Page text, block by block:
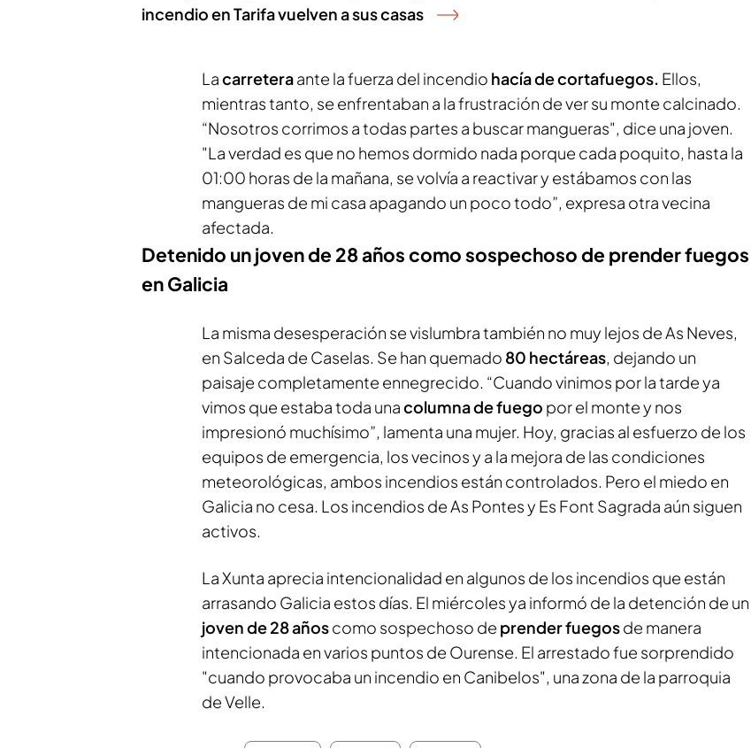
incendio en Tarifa vuelven a sus casas
Lacarreteraante la fuerza del incendio hacía de cortafuegos. Ellos,
mientras tanto, se enfrentaban a la frustración de ver su monte calcinado.
“Nosotros corrimos a todas partes a buscar mangueras", dice una joven.
"La verdad es que no hemos dormido nada porque cada poquito, hasta la
01:00 horas de la mañana, se volvía a reactivar y estábamos con las
mangueras de mi casa apagando un poco todo”, expresa otra vecina
afectada.
Detenido un joven de 28 años como sospechoso de prender fuegos
en Galicia
La misma desesperación se vislumbra también no muy lejos de As Neves,
en Salceda de Caselas. Se han quemado 80 hectáreas, dejando un
paisaje completamente ennegrecido. “Cuando vinimos por la tarde ya
vimos que estaba toda unacolumna de fuego por el monte y nos
impresionó muchísimo”, lamenta una mujer. Hoy, gracias al esfuerzo de los
equipos de emergencia, los vecinos y a la mejora de las condiciones
meteorológicas, ambos incendios están controlados. Pero el miedo en
Galicia no cesa. Los incendios de As Pontes y Es Font Sagrada aún siguen
activos.
La Xunta aprecia intencionalidad en algunos de los incendios que están
arrasando Galicia estos días. El miércoles ya informó de la detención de un
joven de 28 añoscomo sospechoso de prender fuegosde manera
intencionada en varios puntos de Ourense. El arrestado fue sorprendido
"cuando provocaba un incendio en Canibelos", una zona de la parroquia
de Velle.